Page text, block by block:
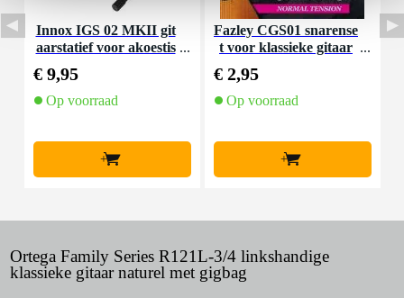
Innox IGS 02 MKII git
aarstatief voor akoestis
€ 9,95
Op voorraad
+
Fazley CGS01 snarense
t voor klassieke gitaar
€ 2,95
Op voorraad
+
Ortega Family Series R121L-3/4 linkshandige
klassieke gitaar naturel met gigbag